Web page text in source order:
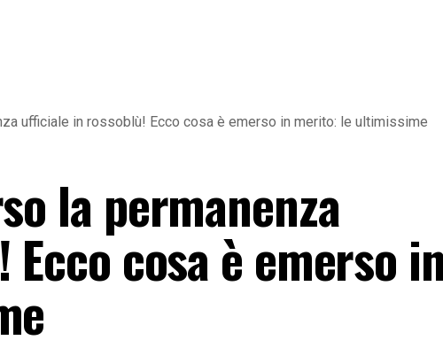
ufficiale in rossoblù! Ecco cosa è emerso in merito: le ultimissime
la permanenza
cosa è emerso in